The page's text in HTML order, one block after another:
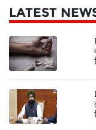
LATEST